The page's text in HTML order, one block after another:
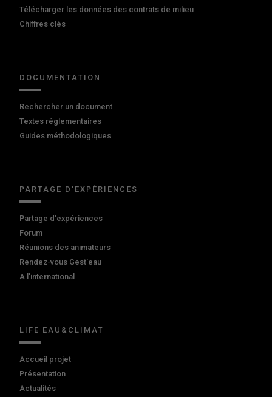
Télécharger les données des contrats de milieu
Chiffres clés
DOCUMENTATION
Rechercher un document
Textes réglementaires
Guides méthodologiques
PARTAGE D'EXPÉRIENCES
Partage d'expériences
Forum
Réunions des animateurs
Rendez-vous Gest'eau
A l'international
LIFE EAU&CLIMAT
Accueil projet
Présentation
Actualités